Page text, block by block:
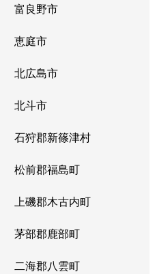
栄町(札幌)
栄町(札幌)
栄町(札幌)
元町(札幌)
環状通東
環状通東
富良野市
恵庭市
北広島市
北斗市
石狩郡新篠津村
松前郡福島町
上磯郡木古内町
茅部郡鹿部町
二海郡八雲町